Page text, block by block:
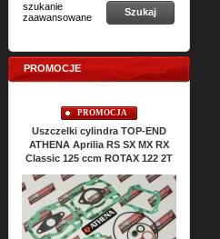
szukanie
zaawansowane
Szukaj
PROMOCJE
PROMOCJA
Uszczelki cylindra TOP-END
ATHENA Aprilia RS SX MX RX
Classic 125 ccm ROTAX 122 2T